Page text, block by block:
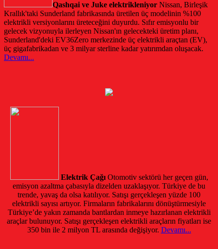
Qashqai ve Juke elektrikleniyor Nissan, Birleşik
Krallık'taki Sunderland fabrikasında üretilen üç modelinin %100
elektrikli versiyonlarını üreteceğini duyurdu. Sıfır emisyonlu bir
gelecek vizyonuyla ilerleyen Nissan'ın gelecekteki üretim planı,
Sunderland'deki EV36Zero merkezinde üç elektrikli araçtan (EV),
üç gigafabrikadan ve 3 milyar sterline kadar yatırımdan oluşacak.
Devamı...
Elektrik Çağı Otomotiv sektörü her geçen gün,
emisyon azaltma çabasıyla dizelden uzaklaşıyor. Türkiye de bu
trende, yavaş da olsa katılıyor. Satışı gerçekleşen yüzde 100
elektrikli sayısı artıyor. Firmaların fabrikalarını dönüştürmesiyle
Türkiye’de yakın zamanda bantlardan inmeye hazırlanan elektrikli
araçlar bulunuyor. Satışı gerçekleşen elektrikli araçların fiyatları ise
350 bin ile 2 milyon TL arasında değişiyor. Devamı...